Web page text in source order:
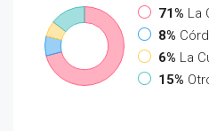
71% La
8%
6% La
15%